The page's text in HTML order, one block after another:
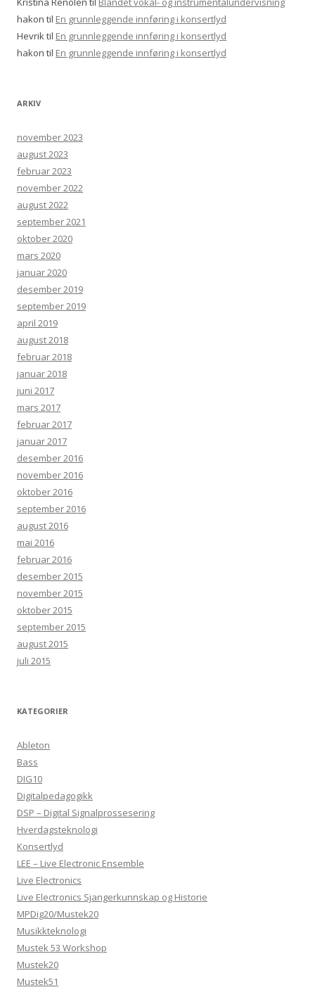
hakon til En grunnleggende innføring i konsertlyd
Hevriktil En grunnleggende innføring i konsertlyd
hakon til En grunnleggende innføring i konsertlyd
ARKIV
november 2023
august 2023
februar 2023
november 2022
august 2022
september 2021
oktober 2020
mars 2020
januar 2020
desember 2019
september 2019
april 2019
august 2018
februar 2018
januar 2018
juni 2017
mars 2017
februar 2017
januar 2017
desember 2016
november 2016
oktober 2016
september 2016
august 2016
mai 2016
februar 2016
desember 2015
november 2015
oktober 2015
september 2015
august 2015
juli 2015
KATEGORIER
Ableton
Bass
DIG10
Digitalpedagogikk
DSP – Digital Signalprossesering
Hverdagsteknologi
Konsertlyd
LEE – Live Electronic Ensemble
Live Electronics
Live Electronics Sjangerkunnskap og Historie
MPDig20/Mustek20
Musikkteknologi
Mustek 53 Workshop
Mustek20
Mustek51